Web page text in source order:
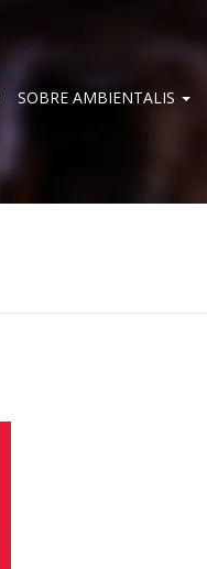
SOBRE AMBIENTALIS